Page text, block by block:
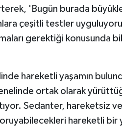
'Bugün burada
çeşitli testler
gerektiği konusunda
hareketli yaşamın
ortak olarak
Sedanter, hareketsiz
hareketli bir